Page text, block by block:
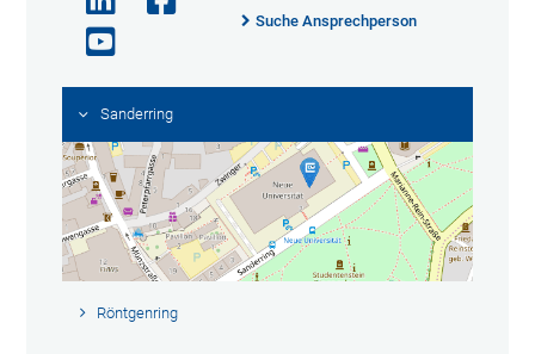
Suche Ansprechperson
Sanderring
Röntgenring